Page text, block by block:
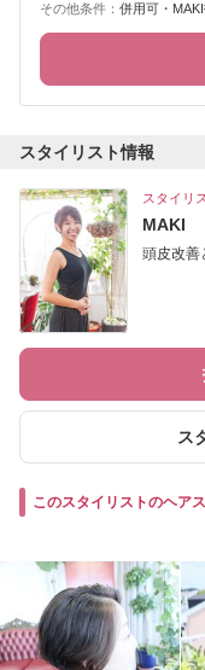
その他条件： 併用可・
スタイリスト情報
スタイリ
MAKI
頭皮改善
ス
このスタイリストのヘア